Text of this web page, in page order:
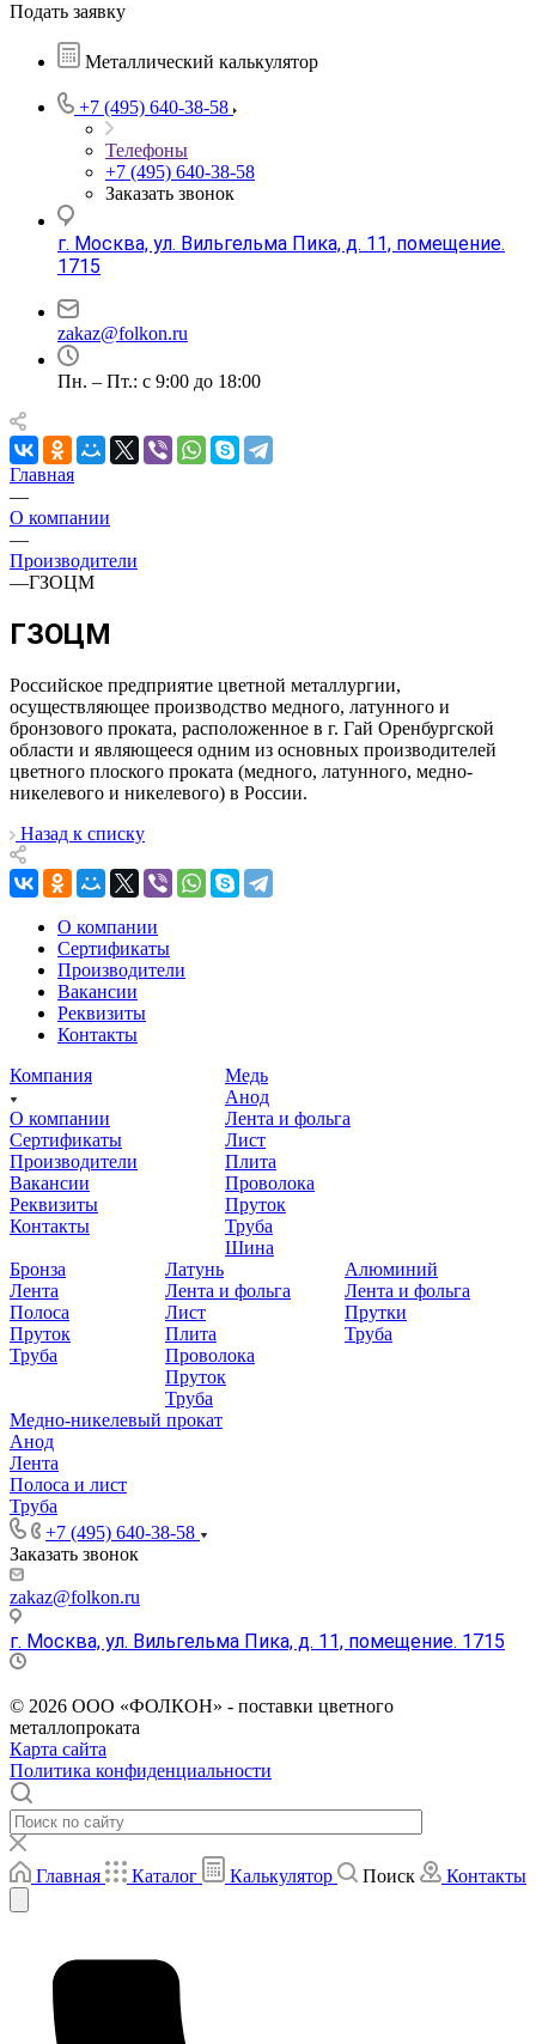
Подать заявку
Металлический калькулятор
+7 (495) 640-38-58
Телефоны
+7 (495) 640-38-58
Заказать звонок
г. Москва, ул. Вильгельма Пика, д. 11, помещение.
1715
zakaz@folkon.ru
Пн. – Пт.: с 9:00 до 18:00
Главная
—
О компании
—
Производители
—ГЗОЦМ
ГЗОЦМ
Российское предприятие цветной металлургии,
осуществляющее производство медного, латунного и
бронзового проката, расположенное в г. Гай Оренбургской
области и являющееся одним из основных производителей
цветного плоского проката (медного, латунного, медно-
никелевого и никелевого) в России.
Назад к списку
О компании
Сертификаты
Производители
Вакансии
Реквизиты
Контакты
Компания
О компании
Сертификаты
Производители
Вакансии
Реквизиты
Контакты
Медь
Анод
Лента и фольга
Лист
Плита
Проволока
Пруток
Труба
Шина
Бронза
Лента
Полоса
Пруток
Труба
Латунь
Лента и фольга
Лист
Плита
Проволока
Пруток
Труба
Алюминий
Лента и фольга
Прутки
Труба
Медно-никелевый прокат
Анод
Лента
Полоса и лист
Труба
+7 (495) 640-38-58
Заказать звонок
zakaz@folkon.ru
г. Москва, ул. Вильгельма Пика, д. 11, помещение. 1715
© 2026 ООО «ФОЛКОН» - поставки цветного
металлопроката
Карта сайта
Политика конфиденциальности
Главная Каталог Калькулятор Поиск Контакты